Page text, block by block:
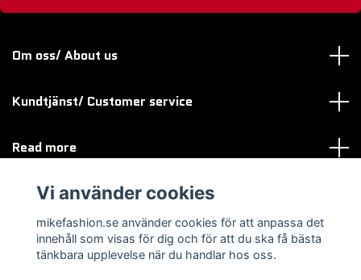
Om oss/ About us
Kundtjänst/ Customer service
Read more
Sociala medier
Vi använder cookies
mikefashion.se använder cookies för att anpassa det
innehåll som visas för dig och för att du ska få bästa
tänkbara upplevelse när du handlar hos oss.